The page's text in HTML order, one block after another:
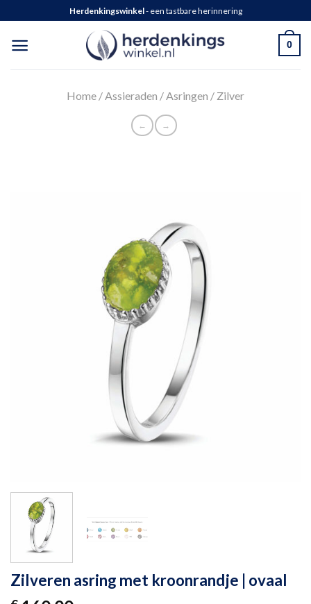
Herdenkingswinkel- een tastbare herinnering
0
Home /Assieraden /Asringen / Zilver
← →
Zilveren asring met kroonrandje | ovaal